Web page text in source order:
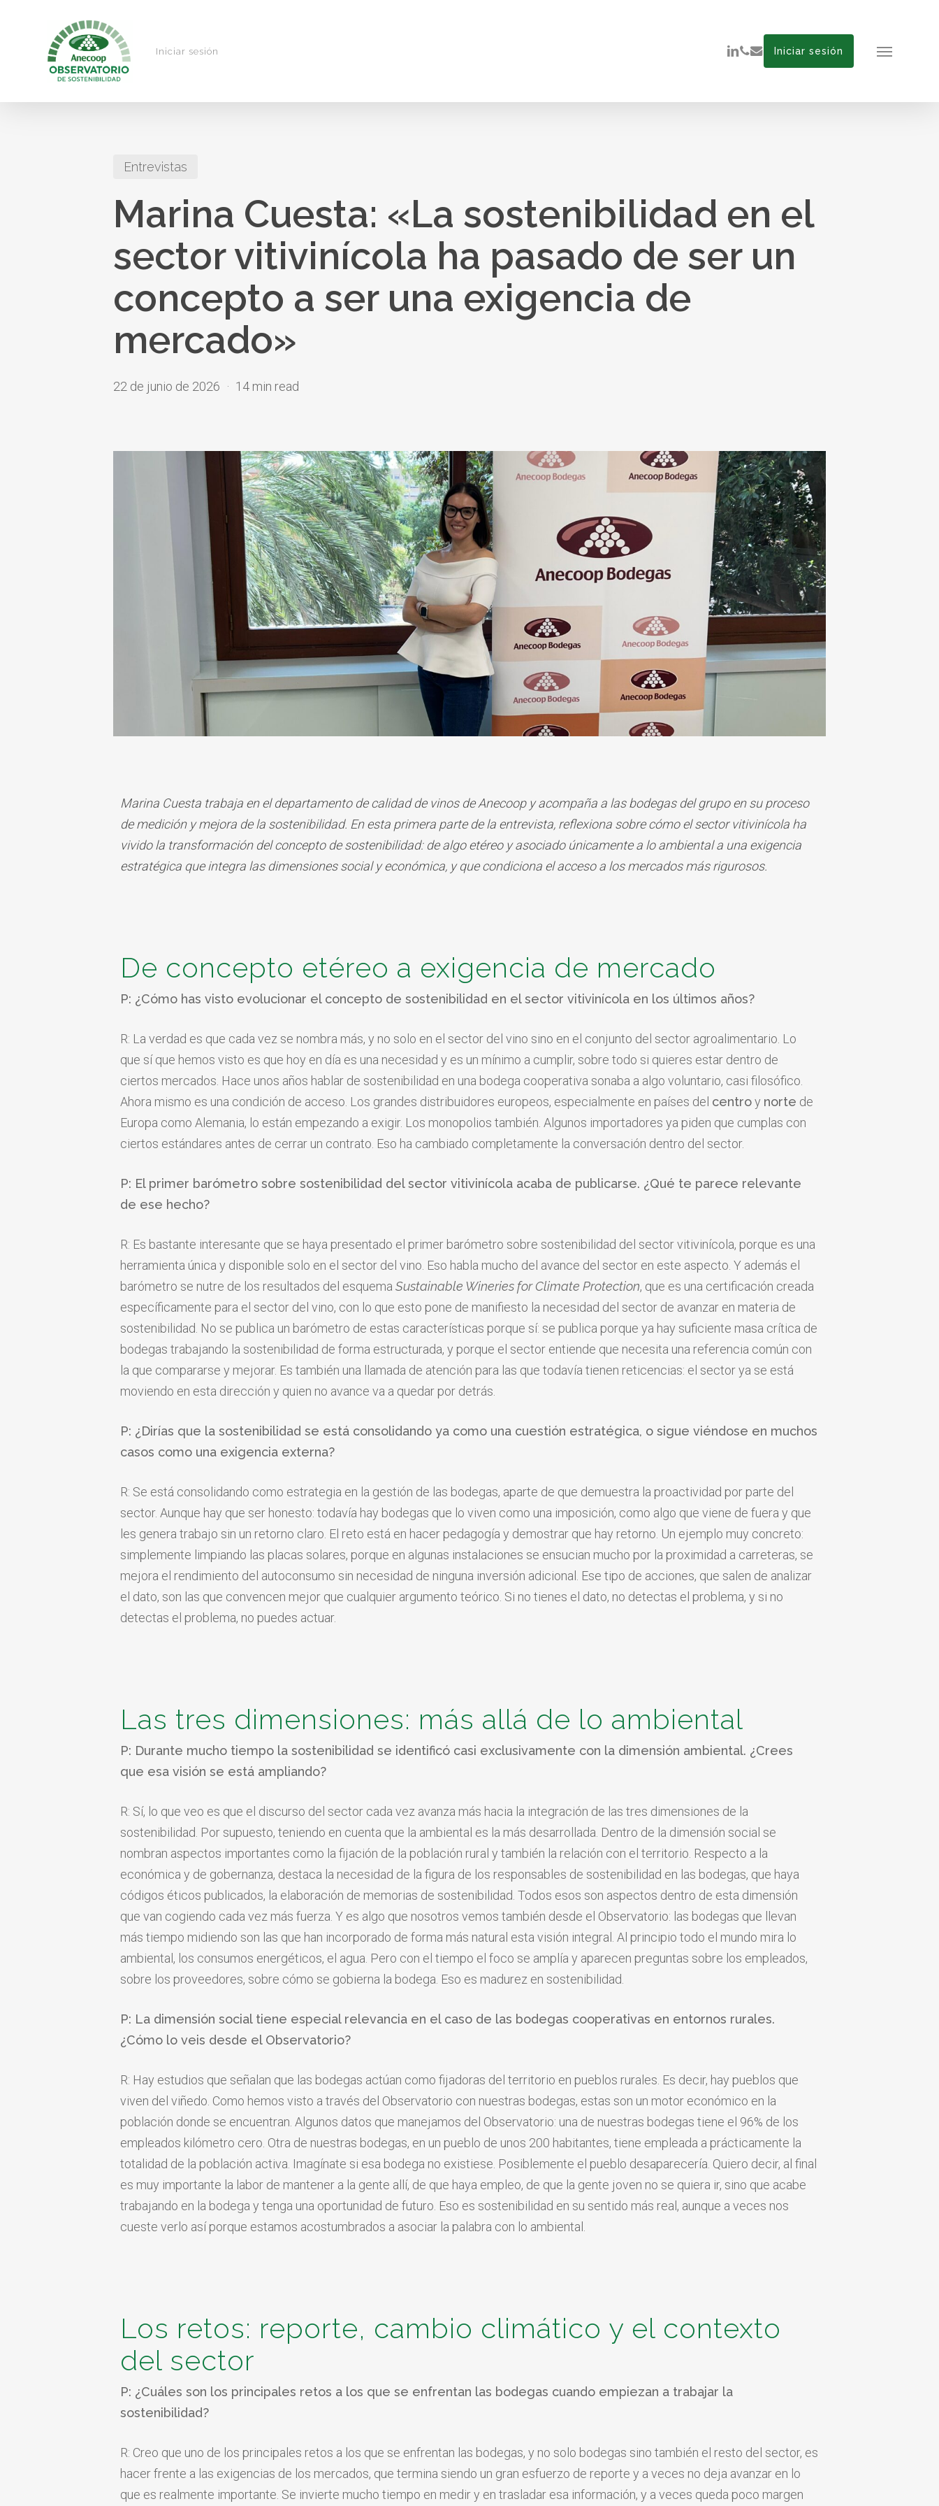
Iniciar sesión Menu
Iniciar sesión
linkedin
phone
email
Entrevistas
Marina Cuesta: «La sostenibilidad en el
sector vitivinícola ha pasado de ser un
concepto a ser una exigencia de
mercado»
22 de junio de 2026 14 min read
Marina Cuesta trabaja en el departamento de calidad de vinos de Anecoop y acompaña a las bodegas del grupo en su proceso
de medición y mejora de la sostenibilidad. En esta primera parte de la entrevista, reflexiona sobre cómo el sector vitivinícola ha
vivido la transformación del concepto de sostenibilidad: de algo etéreo y asociado únicamente a lo ambiental a una exigencia
estratégica que integra las dimensiones social y económica, y que condiciona el acceso a los mercados más rigurosos.
De concepto etéreo a exigencia de mercado
P: ¿Cómo has visto evolucionar el concepto de sostenibilidad en el sector vitivinícola en los últimos años?
R: La verdad es que cada vez se nombra más, y no solo en el sector del vino sino en el conjunto del sector agroalimentario. Lo
que sí que hemos visto es que hoy en día es una necesidad y es un mínimo a cumplir, sobre todo si quieres estar dentro de
ciertos mercados. Hace unos años hablar de sostenibilidad en una bodega cooperativa sonaba a algo voluntario, casi filosófico.
Ahora mismo es una condición de acceso. Los grandes distribuidores europeos, especialmente en países del centroy norte de
Europa como Alemania, lo están empezando a exigir. Los monopolios también. Algunos importadores ya piden que cumplas con
ciertos estándares antes de cerrar un contrato. Eso ha cambiado completamente la conversación dentro del sector.
P: El primer barómetro sobre sostenibilidad del sector vitivinícola acaba de publicarse. ¿Qué te parece relevante
de ese hecho?
R: Es bastante interesante que se haya presentado el primer barómetro sobre sostenibilidad del sector vitivinícola, porque es una
herramienta única y disponible solo en el sector del vino. Eso habla mucho del avance del sector en este aspecto. Y además el
barómetro se nutre de los resultados del esquemaSustainable Wineries for Climate Protection, que es una certificación creada
específicamente para el sector del vino, con lo que esto pone de manifiesto la necesidad del sector de avanzar en materia de
sostenibilidad. No se publica un barómetro de estas características porque sí: se publica porque ya hay suficiente masa crítica de
bodegas trabajando la sostenibilidad de forma estructurada, y porque el sector entiende que necesita una referencia común con
la que compararse y mejorar. Es también una llamada de atención para las que todavía tienen reticencias: el sector ya se está
moviendo en esta dirección y quien no avance va a quedar por detrás.
P: ¿Dirías que la sostenibilidad se está consolidando ya como una cuestión estratégica, o sigue viéndose en muchos
casos como una exigencia externa?
R: Se está consolidando como estrategia en la gestión de las bodegas, aparte de que demuestra laproactividad por parte del
sector. Aunque hay que ser honesto: todavía hay bodegas que lo viven como una imposición, como algo que viene de fueray que
les generatrabajo sin un retorno claro. El reto está en hacerpedagogía y demostrar que hay retorno. Un ejemplo muy concreto:
simplemente limpiando lasplacas solares, porque en algunas instalaciones se ensucian mucho por laproximidad a carreteras, se
mejora el rendimiento del autoconsumo sin necesidad de ninguna inversión adicional. Ese tipo de acciones, que salen de analizar
el dato, son las que convencen mejor que cualquier argumento teórico. Si no tienes el dato, no detectas el problema, y si no
detectas elproblema, no puedes actuar.
Las tres dimensiones: más allá de lo ambiental
P: Durante mucho tiempo la sostenibilidad se identificó casi exclusivamente con la dimensión ambiental. ¿Crees
que esa visión se está ampliando?
R: Sí, lo que veo es que el discurso del sector cada vez avanza más hacia la integración de las tres dimensiones de la
sostenibilidad. Por supuesto, teniendo en cuenta que la ambiental es la más desarrollada. Dentro de la dimensión social se
nombran aspectos importantes como la fijación de la población rural y también la relación con el territorio. Respecto a la
económica y de gobernanza, destaca la necesidad de la figura de los responsables de sostenibilidad en las bodegas, que haya
códigos éticos publicados, la elaboración de memorias de sostenibilidad. Todos esos son aspectos dentro de esta dimensión
que van cogiendo cada vez más fuerza. Y es algo que nosotros vemos también desde el Observatorio: las bodegas que llevan
más tiempo midiendo son las que han incorporado de forma más natural esta visión integral. Al principio todo el mundo mira lo
ambiental, los consumos energéticos, el agua. Pero con el tiempo el foco se amplía y aparecen preguntas sobre los empleados,
sobre los proveedores, sobre cómo se gobierna la bodega. Eso es madurez en sostenibilidad.
P: La dimensión social tiene especial relevancia en el caso de las bodegas cooperativas en entornos rurales.
¿Cómo lo veis desde el Observatorio?
R: Hay estudios que señalan que las bodegas actúan como fijadoras del territorio en pueblos rurales. Es decir, hay pueblos que
viven del viñedo. Como hemos visto a través del Observatorio con nuestras bodegas, estas son un motor económico en la
población donde se encuentran. Algunos datos que manejamos del Observatorio: una de nuestras bodegas tiene el 96% de los
empleados kilómetro cero. Otra de nuestras bodegas, en un pueblo de unos 200 habitantes, tiene empleada a prácticamente la
totalidad de la población activa. Imagínate si esa bodega no existiese. Posiblemente el pueblo desaparecería. Quiero decir, al final
es muy importante la labor de mantener a la gente allí, de que haya empleo, de que la gente joven no se quiera ir, sino que acabe
trabajando en la bodega y tenga una oportunidad de futuro. Eso es sostenibilidad en su sentido más real, aunque a veces nos
cueste verlo así porque estamos acostumbrados a asociar la palabra con lo ambiental.
Los retos: reporte, cambio climático y el contexto
del sector
P: ¿Cuáles son los principales retos a los que se enfrentan las bodegas cuando empiezan a trabajar la
sostenibilidad?
R: Creo que uno de los principales retos a los que se enfrentan las bodegas, y no solo bodegas sino también el resto del sector, es
hacer frente a las exigencias de los mercados, que termina siendo un gran esfuerzo de reporte y a veces no deja avanzar en lo
que es realmente importante. Se invierte mucho tiempo en medir y en trasladar esa información, y a veces queda poco margen